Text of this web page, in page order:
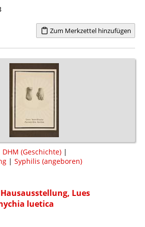
Zum Merkzettel hinzufügen
DHM (Geschichte) |
| Syphilis (angeboren)
Lues
luetica